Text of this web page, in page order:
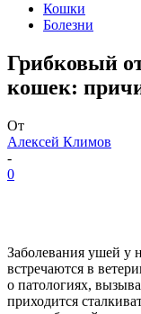
Кошки
Болезни
Грибковый
кошек:
От
Алексей Климов
-
0
Заболевания ушей у
встречаются в
о патологиях,
приходится